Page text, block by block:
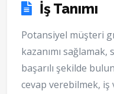
İş Tanımı
Potansiyel müşteri
kazanımı sağlamak,
başarılı şekilde
cevap verebilmek,